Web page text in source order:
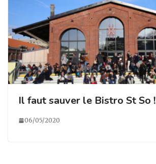
Il faut sauver le Bistro St So !
06/05/2020